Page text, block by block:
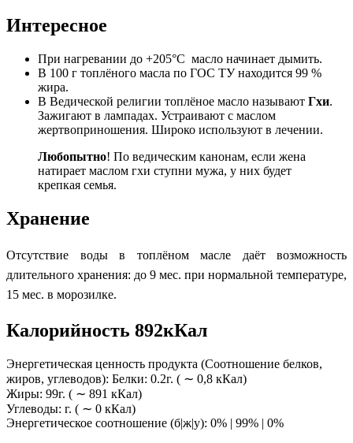
Интересное
При нагревании до +205°C масло начинает дымить.
В 100 г топлёного масла по ГОС ТУ находится 99 %
жира.
В Ведической религии топлёное масло называют Гхи.
Зажигают в лампадах. Устраивают с маслом
жертвоприношения. Широко используют в лечении.
Любопытно! По ведическим канонам, если жена
натирает маслом гхи ступни мужа, у них будет
крепкая семья.
Хранение
Отсутствие воды в топлёном масле даёт возможность
длительного хранения: до 9 мес. при нормальной температуре,
15 мес. в морозилке.
Калорийность 892кКал
Энергетическая ценность продукта (Соотношение белков,
жиров, углеводов): Белки: 0.2г. ( ∼ 0,8 кКал)
Жиры: 99г. ( ∼ 891 кКал)
Углеводы: г. ( ∼ 0 кКал)
Энергетическое соотношение (б|ж|у): 0% | 99% | 0%